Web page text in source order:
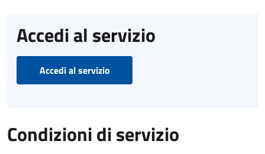
Accedi al servizio
Accedi al servizio
Condizioni di servizio